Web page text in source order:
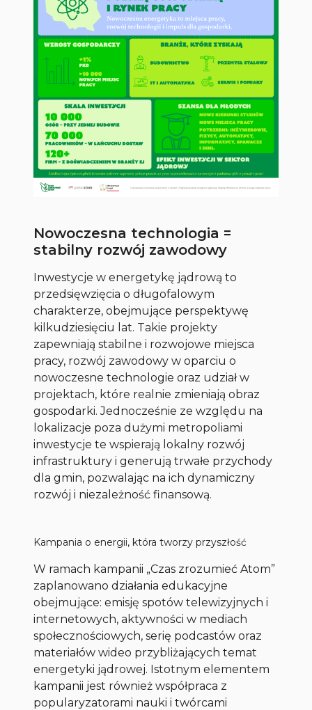
Nowoczesna technologia =
stabilny rozwój zawodowy
Inwestycje w energetykę jądrową to
przedsięwzięcia o długofalowym
charakterze, obejmujące perspektywę
kilkudziesięciu lat. Takie projekty
zapewniają stabilne i rozwojowe miejsca
pracy, rozwój zawodowy w oparciu o
nowoczesne technologie oraz udział w
projektach, które realnie zmieniają obraz
gospodarki. Jednocześnie ze względu na
lokalizacje poza dużymi metropoliami
inwestycje te wspierają lokalny rozwój
infrastruktury i generują trwałe przychody
dla gmin, pozwalając na ich dynamiczny
rozwój i niezależność finansową.
Kampania o energii, która tworzy przyszłość
W ramach kampanii „Czas zrozumieć Atom”
zaplanowano działania edukacyjne
obejmujące: emisję spotów telewizyjnych i
internetowych, aktywności w mediach
społecznościowych, serię podcastów oraz
materiałów wideo przybliżających temat
energetyki jądrowej. Istotnym elementem
kampanii jest również współpraca z
popularyzatorami nauki i twórcami